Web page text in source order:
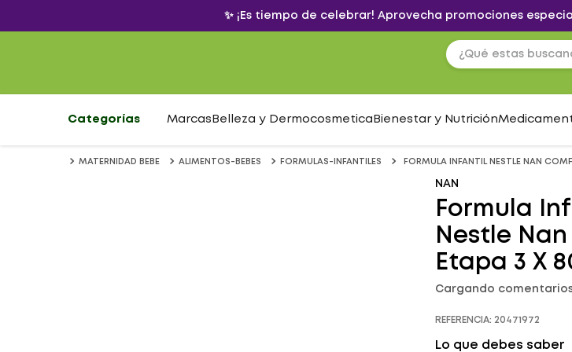
✨ ¡Es tiempo de celebrar! Aprovecha promociones
Categorías Marcas Belleza y Dermocosmetica Bienestar y Nutrición
MATERNIDAD BEBE ALIMENTOS-BEBES FORMULAS-INFANTILES FORMULA INFANTIL NESTLE NAN
NAN
Formula
Nestle
Etapa 3 X
Cargando
REFERENCIA: 20471972
Lo que debes saber